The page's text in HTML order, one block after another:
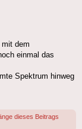
dem
einmal das
Spektrum hinweg
dieses Beitrags